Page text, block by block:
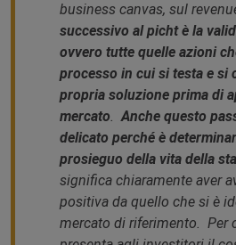
business canvas, sul
successivo al picht è la
ovvero tutte quelle azioni
processo in cui si testa e si
propria soluzione prima di
mercato.Anche questo
delicato perché è
prosieguo della vita della
significa chiaramente aver
positiva da quello che si è
mercato di riferimento. Per